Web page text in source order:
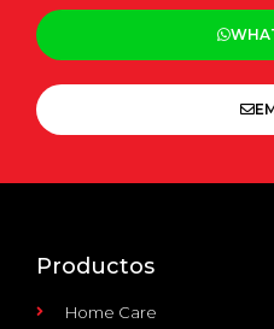
Productos
Home Care